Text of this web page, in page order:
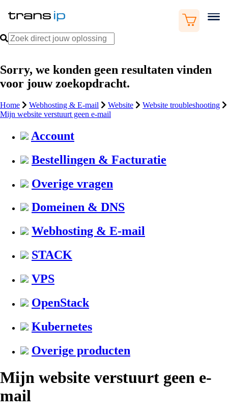
Sorry, we konden geen resultaten vinden
voor jouw zoekopdracht.
Home Webhosting & E-mail Website
Website troubleshooting
Mijn website verstuurt geen e-mail
Account
Bestellingen & Facturatie
Overige vragen
Domeinen & DNS
Webhosting & E-mail
STACK
VPS
OpenStack
Kubernetes
Overige producten
Mijn website verstuurt geen e-
mail